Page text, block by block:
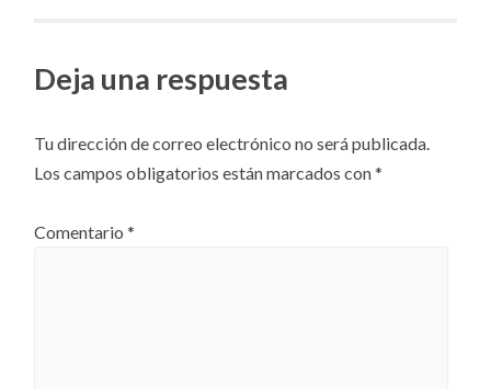
artículos
Deja una respuesta
Tu dirección de correo electrónico no será publicada.
Los campos obligatorios están marcados con*
Comentario*